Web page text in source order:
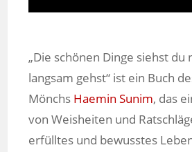
„Die schönen Dinge siehst du
langsam gehst“ ist ein Buch
Mönchs Haemin Sunim, das
von Weisheiten und
erfülltes und bewusstes